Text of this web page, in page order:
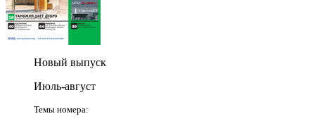
Новый выпуск
Июль-август
Темы номера: